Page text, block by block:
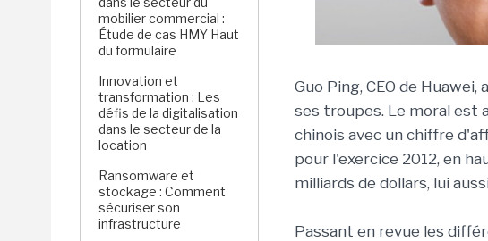
mobilier commercial :
Étude de cas HMY Haut
du formulaire
Innovation et
transformation : Les
défis de la digitalisation
dans le secteur de la
location
Ransomware et
stockage : Comment
sécuriser son
infrastructure
Guo Ping, CEO de
ses troupes. Le moral est
chinois avec un chiffre
pour l'exercice 2012, en
milliards de dollars, lui
Passant en revue les